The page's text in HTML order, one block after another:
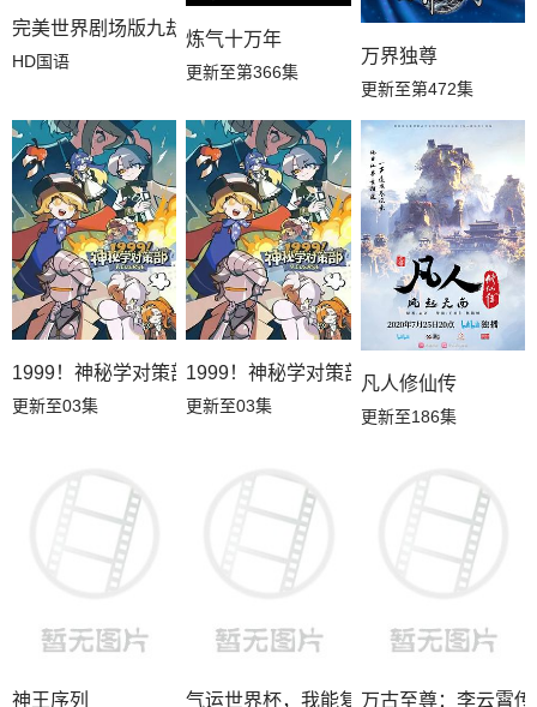
完美世界剧场版九劫焚天
HD国语
炼气十万年
更新至第366集
万界独尊
更新至第472集
1999！神秘学对策部英语
更新至03集
1999！神秘学对策部国语
更新至03集
凡人修仙传
更新至186集
神王序列 气运世界杯，我能复制所有球星技能
万古至尊：李云霄传